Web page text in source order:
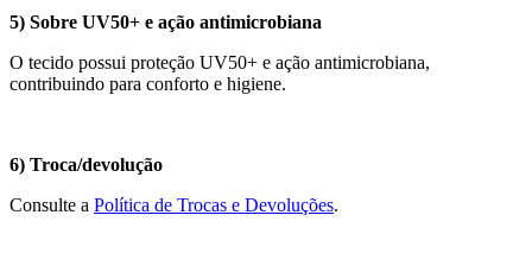
5) Sobre UV50+ e ação antimicrobiana
O tecido possui proteção UV50+ e ação antimicrobiana,
contribuindo para conforto e higiene.
6) Troca/devolução
Consulte a Política de Trocas e Devoluções.